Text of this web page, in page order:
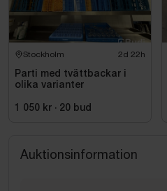
Stockholm 2d 22h
Parti med tvättbackar i
olika varianter
1 050 kr · 20 bud
Auktionsinformation